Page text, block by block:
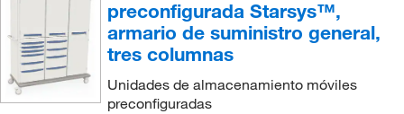
preconfigurada Starsys™,
armario de suministro general,
tres columnas
Unidades de almacenamiento móviles
preconfiguradas